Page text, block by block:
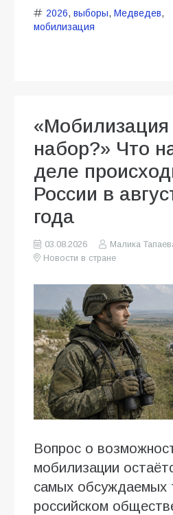
2026, выборы, Медведев,
мобилизация
«Мобилизация
набор?» Что
деле
России в
года
03.08.2026
Малика
Новости в стране
Вопрос о
мобилизации
самых обсуждаемых
российском